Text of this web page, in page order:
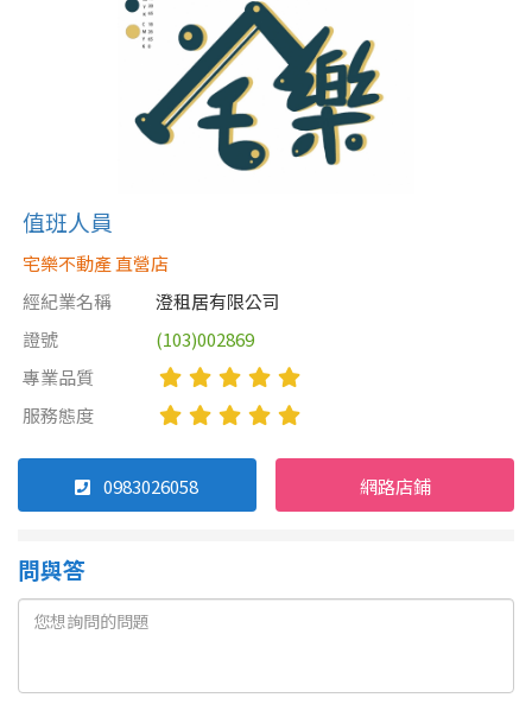
值班人員
宅樂不動產 直營店
經紀業名稱
澄租居有限公司
證號
(103)002869
專業品質
服務態度
0983026058 網路店鋪
問與答